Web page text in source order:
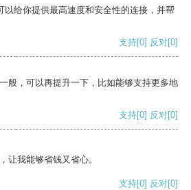
以给你提供最高速度和安全性的连接，并帮
支持[0] 反对[0]
般，可以再提升一下，比如能够支持更多地
支持[0] 反对[0]
让我能够省钱又省心。
支持[0] 反对[0]